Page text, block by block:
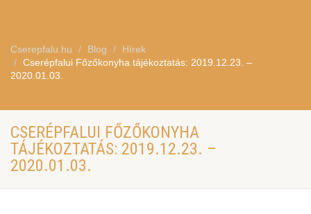
Cserepfalu.hu Blog
Hírek
Cserépfalui Főzőkonyha tájékoztatás: 2019.12.23. –
2020.01.03.
CSERÉPFALUI FŐZŐKONYHA
TÁJÉKOZTATÁS: 2019.12.23. –
2020.01.03.